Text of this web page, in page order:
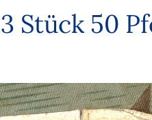
Stück 50